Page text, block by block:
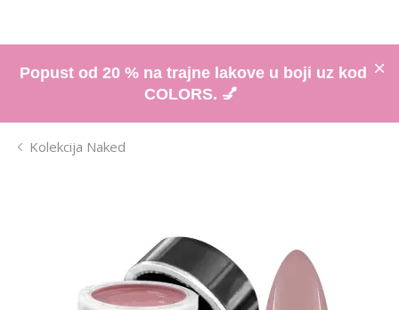
Popust od 20 % na trajne lakove u boji uz kod
COLORS. 💅
Kolekcija Naked